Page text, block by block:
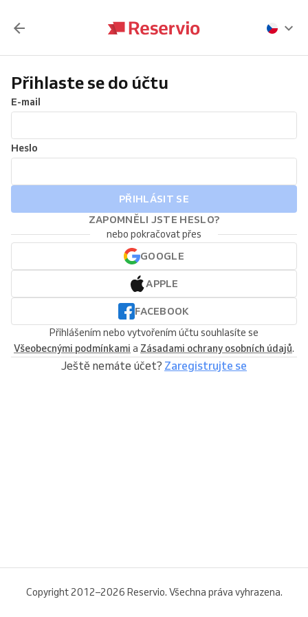
Přihlaste se do účtu
E-mail
Heslo
PŘIHLÁSIT SE
ZAPOMNĚLI JSTE HESLO?
nebo pokračovat přes
GOOGLE
APPLE
FACEBOOK
Přihlášením nebo vytvořením účtu souhlasíte se
Všeobecnými podmínkami a Zásadami ochrany osobních údajů.
Ještě nemáte účet? Zaregistrujte se
Copyright 2012–2026 Reservio. Všechna práva vyhrazena.